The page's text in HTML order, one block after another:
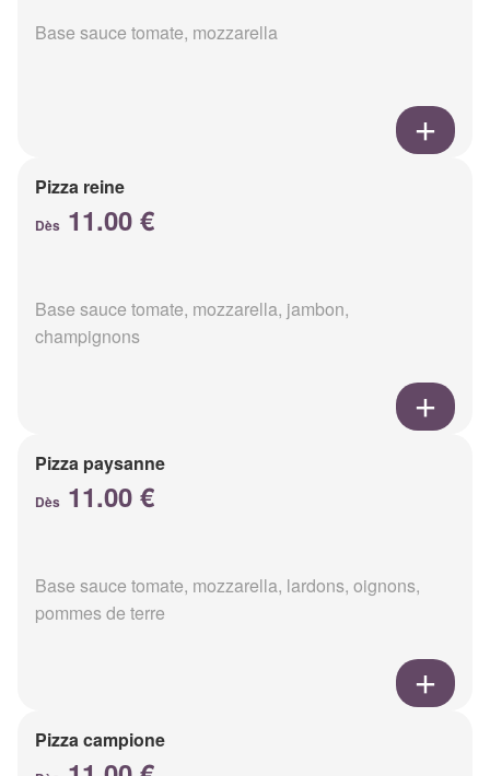
Base sauce tomate, mozzarella
Pizza reine
Dès 11.00 €
Base sauce tomate, mozzarella, jambon,
champignons
Pizza paysanne
Dès 11.00 €
Base sauce tomate, mozzarella, lardons, oignons,
pommes de terre
Pizza campione